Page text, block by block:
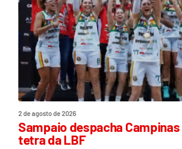
2 de agosto de 2026
Sampaio despacha
tetra da LBF